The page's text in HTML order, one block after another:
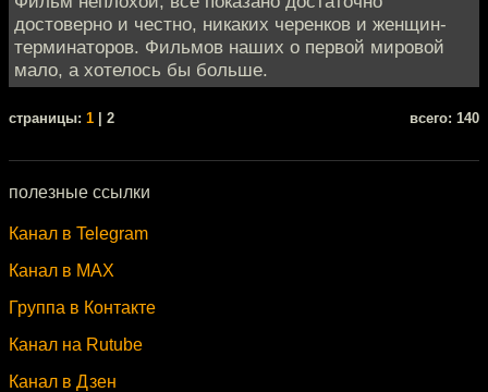
достоверно и честно, никаких черенков и женщин-
терминаторов. Фильмов наших о первой мировой
мало, а хотелось бы больше.
cтраницы: 1 | 2 всего: 140
полезные ссылки
Канал в Telegram
Канал в MAX
Группа в Контакте
Канал на Rutube
Канал в Дзен